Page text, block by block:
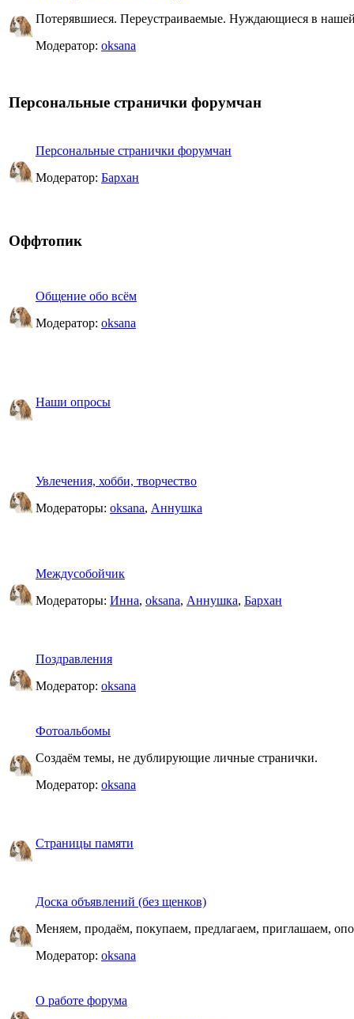
Потерявшиеся. Переустраиваемые. Нуждающиеся в
Модератор: oksana
Персональные странички форумчан
Персональные странички форумчан
Модератор: Бархан
Оффтопик
Общение обо всём
Модератор: oksana
Наши опросы
Увлечения, хобби, творчество
Модераторы: oksana, Аннушка
Междусобойчик
Модераторы: Инна, oksana, Аннушка, Бархан
Поздравления
Модератор: oksana
Фотоальбомы
Создаём темы, не дублирующие личные странички.
Модератор: oksana
Страницы памяти
Доска объявлений (без щенков)
Меняем, продаём, покупаем, предлагаем, приглашаем,
Модератор: oksana
О работе форума